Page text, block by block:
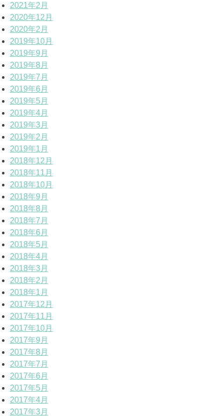
2021年2月
2020年12月
2020年2月
2019年10月
2019年9月
2019年8月
2019年7月
2019年6月
2019年5月
2019年4月
2019年3月
2019年2月
2019年1月
2018年12月
2018年11月
2018年10月
2018年9月
2018年8月
2018年7月
2018年6月
2018年5月
2018年4月
2018年3月
2018年2月
2018年1月
2017年12月
2017年11月
2017年10月
2017年9月
2017年8月
2017年7月
2017年6月
2017年5月
2017年4月
2017年3月